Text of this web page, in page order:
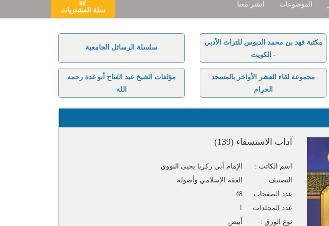
الموضوعات
انشر معنا
سلة المشتريات
سلسلة الرسائل الجامعية
مكتبة فهد بن محمد الدبوس للتراث الأدبي
- الكويت
مؤلفات الشيخ عبد الفتاح أبو غدة رحمه
الله
مجموعة لقاء العشر الأواخر بالمسجد
الحرام
آداب الاستسقاء (139)
اسم الكاتب :
الإمام أبي زكريا يحيى النووي
التصنيف :
الفقه الإسلامي وأصوله
عدد الصفحات :
48
عدد المجلدات :
1
نوع الورق :
أبيض